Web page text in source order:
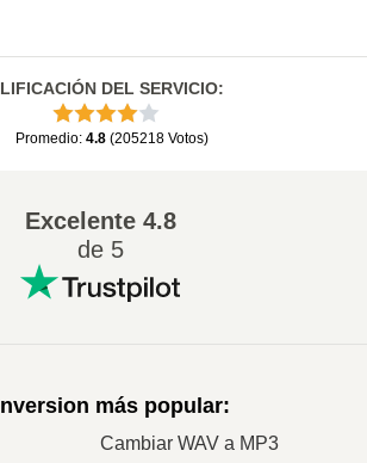
DEL SERVICIO:
Promedio: 4.8 (205218 Votos)
Excelente4.8
de 5
más popular:
Cambiar WAV a MP3